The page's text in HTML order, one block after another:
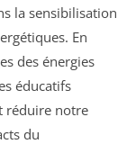
la sensibilisation
En
des énergies
éducatifs
réduire notre
du